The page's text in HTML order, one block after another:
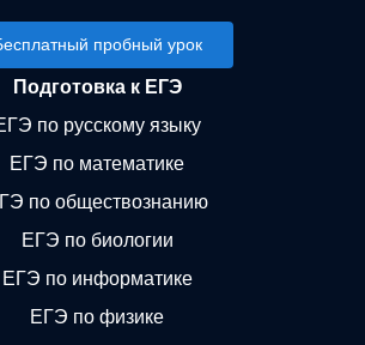
пробный урок
Подготовка к ЕГЭ
по русскому языку
ЕГЭ по математике
по обществознанию
ЕГЭ по биологии
ЕГЭ по информатике
ЕГЭ по физике